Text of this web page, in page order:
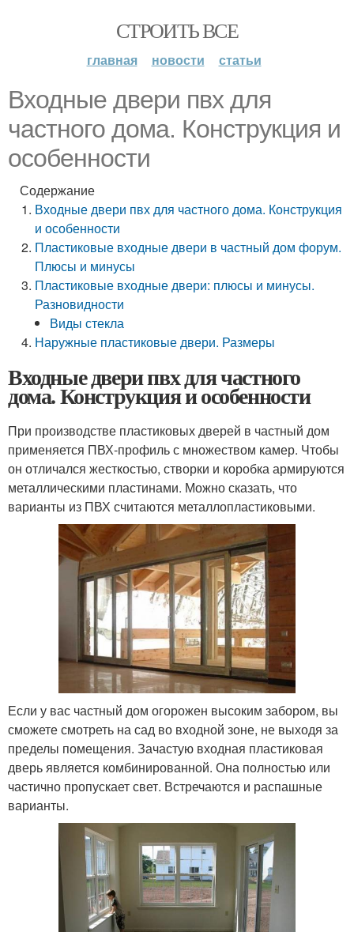
СТРОИТЬ ВСЕ
главная новости статьи
Входные двери пвх для
частного дома. Конструкция и
особенности
Содержание
Входные двери пвх для частного дома. Конструкция
и особенности
Пластиковые входные двери в частный дом форум.
Плюсы и минусы
Пластиковые входные двери: плюсы и минусы.
Разновидности
Виды стекла
Наружные пластиковые двери. Размеры
Входные двери пвх для частного
дома. Конструкция и особенности
При производстве пластиковых дверей в частный дом
применяется ПВХ-профиль с множеством камер. Чтобы
он отличался жесткостью, створки и коробка армируются
металлическими пластинами. Можно сказать, что
варианты из ПВХ считаются металлопластиковыми.
Если у вас частный дом огорожен высоким забором, вы
сможете смотреть на сад во входной зоне, не выходя за
пределы помещения. Зачастую входная пластиковая
дверь является комбинированной. Она полностью или
частично пропускает свет. Встречаются и распашные
варианты.